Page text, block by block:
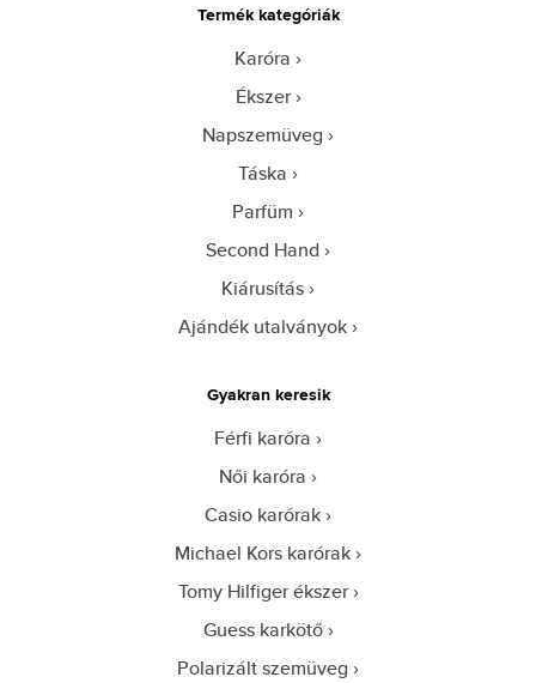
Termék kategóriák
Karóra
Ékszer
Napszemüveg
Táska
Parfüm
Second Hand
Kiárusítás
Ajándék utalványok
Gyakran keresik
Férfi karóra
Női karóra
Casio karórak
Michael Kors karórak
Tomy Hilfiger ékszer
Guess karkötő
Polarizált szemüveg